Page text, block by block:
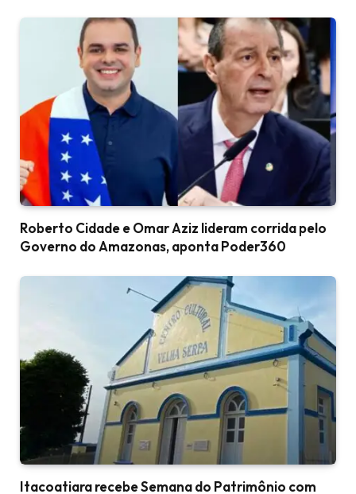
Roberto Cidade e Omar Aziz lideram corrida pelo
Governo do Amazonas, aponta Poder360
Itacoatiara recebe Semana do Patrimônio com